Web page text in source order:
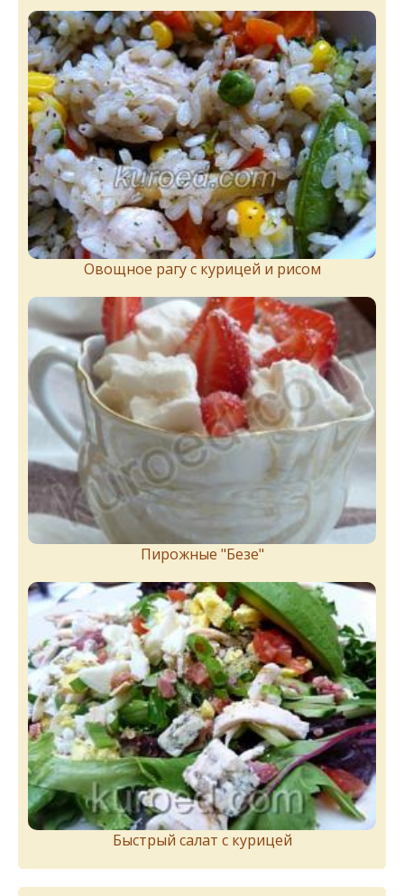
Овощное рагу с курицей и рисом
Пирожныe "Бeзe"
Быстрый салат с курицей